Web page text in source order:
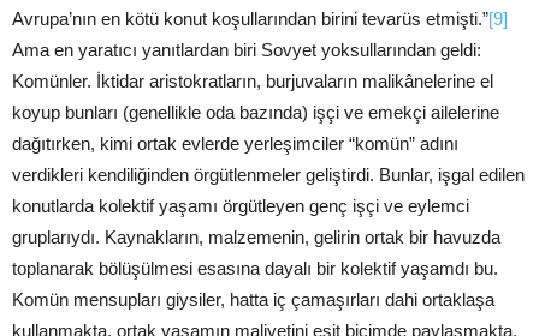
Avrupa’nın en kötü konut koşullarından birini tevarüs etmişti.”[9]
Ama en yaratıcı yanıtlardan biri Sovyet yoksullarından geldi:
Komünler. İktidar aristokratların, burjuvaların malikânelerine el
koyup bunları (genellikle oda bazında) işçi ve emekçi ailelerine
dağıtırken, kimi ortak evlerde yerleşimciler “komün” adını
verdikleri kendiliğinden örgütlenmeler geliştirdi. Bunlar, işgal edilen
konutlarda kolektif yaşamı örgütleyen genç işçi ve eylemci
gruplarıydı. Kaynakların, malzemenin, gelirin ortak bir havuzda
toplanarak bölüşülmesi esasına dayalı bir kolektif yaşamdı bu.
Komün mensupları giysiler, hatta iç çamaşırları dahi ortaklaşa
kullanmakta, ortak yaşamın maliyetini eşit biçimde paylaşmakta,